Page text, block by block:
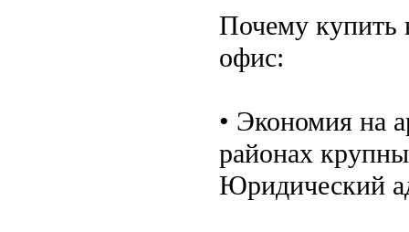
Почему купить
офис:
• Экономия на
районах
Юридический